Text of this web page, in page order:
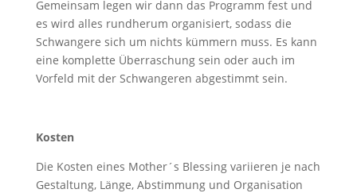
Gemeinsam legen wir dann das Programm fest und
es wird alles rundherum organisiert, sodass die
Schwangere sich um nichts kümmern muss. Es kann
eine komplette Überraschung sein oder auch im
Vorfeld mit der Schwangeren abgestimmt sein.
Kosten
Die Kosten eines Mother´s Blessing variieren je nach
Gestaltung, Länge, Abstimmung und Organisation